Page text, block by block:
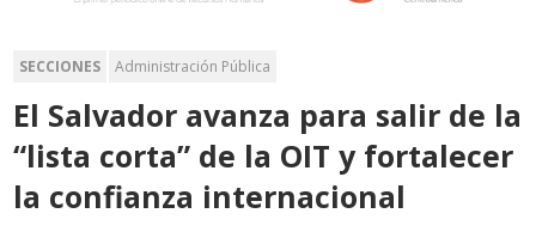
SECCIONES Administración Pública
El Salvador avanza para salir de la
“lista corta” de la OIT y fortalecer
la confianza internacional